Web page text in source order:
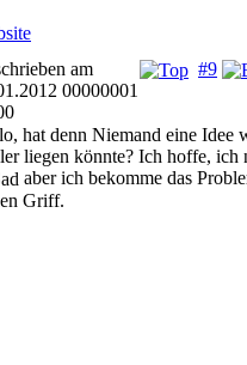
#9
am
00000001
hat denn Niemand eine Idee
liegen könnte? Ich hoffe, ich
aber ich bekomme das
Griff.